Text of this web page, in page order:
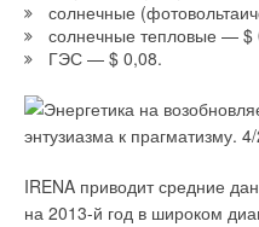
солнечные
солнечные тепловые — $
ГЭС — $ 0,08.
IRENA приводит средние
на 2013-й год в широком